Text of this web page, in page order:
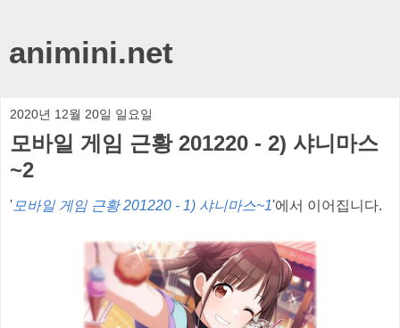
animini.net
2020년 12월 20일 일요일
모바일 게임 근황 201220 - 2) 샤니마스
~2
' 모바일 게임 근황 201220 - 1) 샤니마스~1'에서 이어집니다.